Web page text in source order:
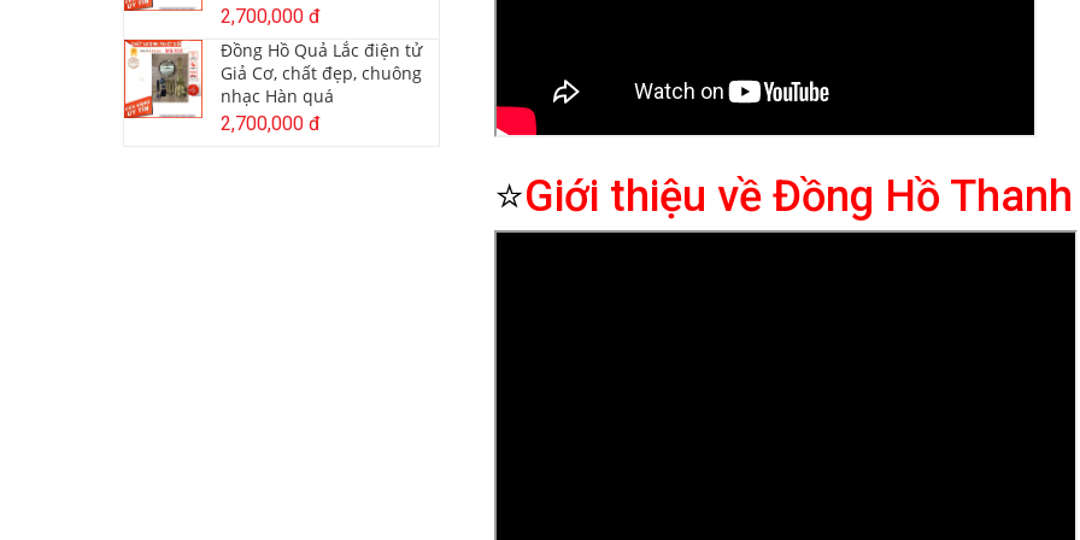
⭐Giới thiệu về Đồng Hồ
2,700,000 đ
Đồng Hồ Quả Lắc điện tử
Giả Cơ, chất đẹp, chuông
nhạc Hàn quá
2,700,000 đ